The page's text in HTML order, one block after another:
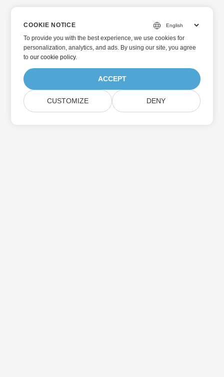
COOKIE NOTICE
To provide you with the best experience, we use cookies for
personalization, analytics, and ads. By using our site, you agree
toour cookie policy.
ACCEPT
CUSTOMIZE DENY